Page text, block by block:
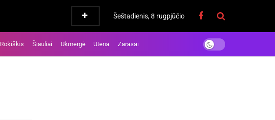
Šeštadienis, 8 rugpjūčio
Rokiškis Šiauliai Ukmergė Utena Zarasai